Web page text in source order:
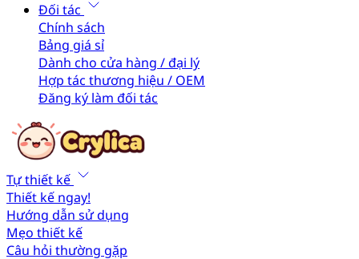
Đối tác
Chính sách
Bảng giá sỉ
Dành cho cửa hàng / đại lý
Hợp tác thương hiệu / OEM
Đăng ký làm đối tác
Tự thiết kế
Thiết kế ngay!
Hướng dẫn sử dụng
Mẹo thiết kế
Câu hỏi thường gặp